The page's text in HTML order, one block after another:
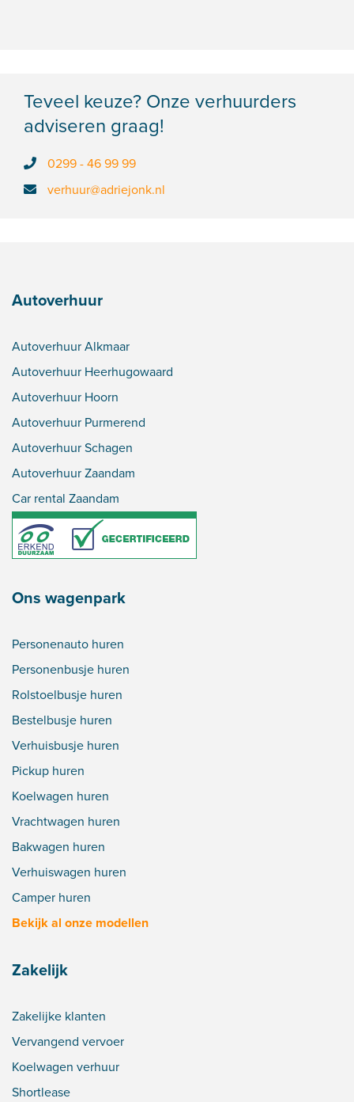
Teveel keuze? Onze verhuurders
adviseren graag!
0299 - 46 99 99
verhuur@adriejonk.nl
Autoverhuur
Autoverhuur Alkmaar
Autoverhuur Heerhugowaard
Autoverhuur Hoorn
Autoverhuur Purmerend
Autoverhuur Schagen
Autoverhuur Zaandam
Car rental Zaandam
Ons wagenpark
Personenauto huren
Personenbusje huren
Rolstoelbusje huren
Bestelbusje huren
Verhuisbusje huren
Pickup huren
Koelwagen huren
Vrachtwagen huren
Bakwagen huren
Verhuiswagen huren
Camper huren
Bekijk al onze modellen
Zakelijk
Zakelijke klanten
Vervangend vervoer
Koelwagen verhuur
Shortlease